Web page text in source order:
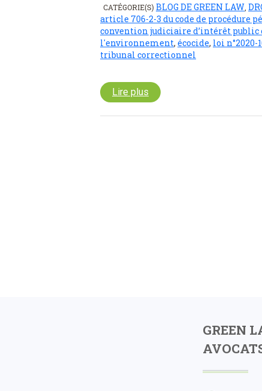
CATÉGORIE(S) BLOG DE GREEN LAW
article 706-2-3 du code de procédure
convention judiciaire d’intérêt
l'environnement, écocide, loi n°2020-
tribunal correctionnel
Lire plus
GREEN